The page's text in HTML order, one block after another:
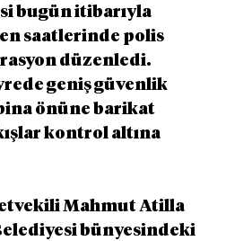
bugün itibarıyla
saatlerinde polis
düzenledi.
geniş güvenlik
önüne barikat
kontrol altına
Mahmut Atilla
bünyesindeki